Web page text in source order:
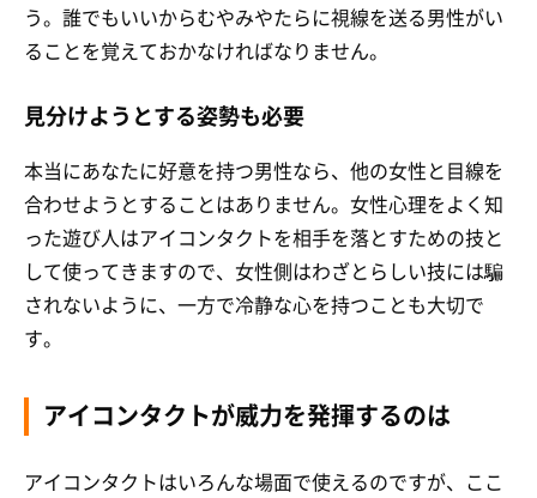
う。誰でもいいからむやみやたらに視線を送る男性がい
ることを覚えておかなければなりません。
見分けようとする姿勢も必要
本当にあなたに好意を持つ男性なら、他の女性と目線を
合わせようとすることはありません。女性心理をよく知
った遊び人はアイコンタクトを相手を落とすための技と
して使ってきますので、女性側はわざとらしい技には騙
されないように、一方で冷静な心を持つことも大切で
す。
アイコンタクトが威力を発揮するのは
アイコンタクトはいろんな場面で使えるのですが、ここ